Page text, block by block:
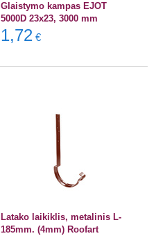
Glaistymo kampas EJOT
5000D 23x23, 3000 mm
1,72 €
Latako laikiklis, metalinis L-
185mm. (4mm) Roofart